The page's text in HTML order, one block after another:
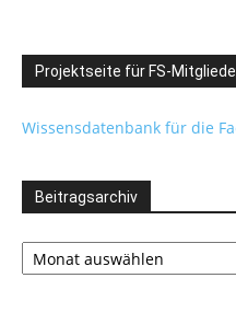
Projektseite für FS-
Wissensdatenbank für die
Beitragsarchiv
Beitragsarchiv